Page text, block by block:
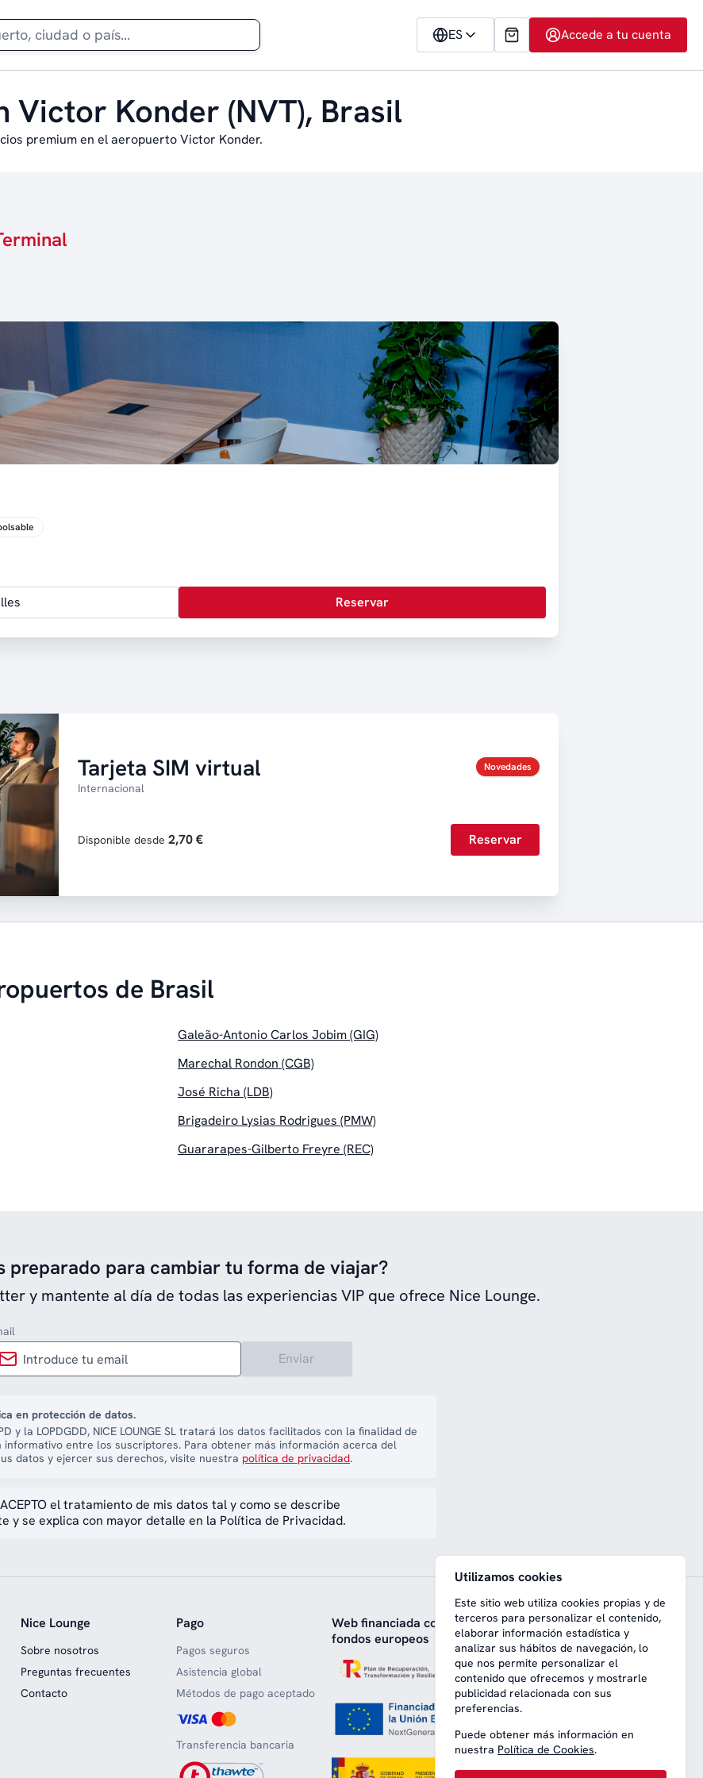
ES Accede a tu cuenta
Victor Konder (NVT), Brasil
premium en el aeropuerto Victor Konder.
Reservar
Tarjeta SIM virtual
Internacional
Novedades
Disponible desde 2,70 € Reservar
de Brasil
Galeão-Antonio Carlos Jobim (GIG)
Marechal Rondon (CGB)
José Richa (LDB)
Brigadeiro Lysias Rodrigues (PMW)
Guararapes-Gilberto Freyre (REC)
preparado para cambiar tu forma de viajar?
y mantente al día de todas las experiencias VIP que ofrece Nice Lounge.
Enviar
en protección de datos.
y la LOPDGDD, NICE LOUNGE SL tratará los datos facilitados con la finalidad de
informativo entre los suscriptores. Para obtener más información acerca del
datos y ejercer sus derechos, visite nuestra política de privacidad.
ACEPTO el tratamiento de mis datos tal y como se describe
y se explica con mayor detalle en la Política de Privacidad.
Nice Lounge
Sobre nosotros
Preguntas frecuentes
Contacto
Pago
Pagos seguros
Asistencia global
Métodos de pago aceptado
Transferencia bancaria
Web financiada con
fondos europeos
Utilizamos cookies
Este sitio web utiliza cookies propias y de
terceros para personalizar el contenido,
elaborar información estadística y
analizar sus hábitos de navegación, lo
que nos permite personalizar el
contenido que ofrecemos y mostrarle
publicidad relacionada con sus
preferencias.
Puede obtener más información en
nuestra Política de Cookies.